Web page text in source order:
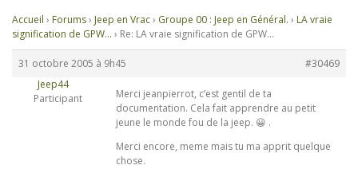
DOCUMENTATIONS FORUMS S’INSCRIRE
CONNEXION
Accueil › Forums› Jeep en Vrac› Groupe 00 : Jeep en Général. › LA vraie
signification de GPW… › Re: LA vraie signification de GPW…
31 octobre 2005 à 9h45
#30469
Jeep44
Participant
Merci jeanpierrot, c’est gentil de ta
documentation. Cela fait apprendre au petit
jeune le monde fou de la jeep. 😀 .
Merci encore, meme mais tu ma apprit quelque
chose.